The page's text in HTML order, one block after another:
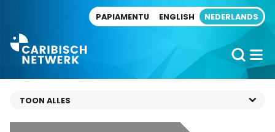
PAPIAMENTU ENGLISH NEDERLANDS